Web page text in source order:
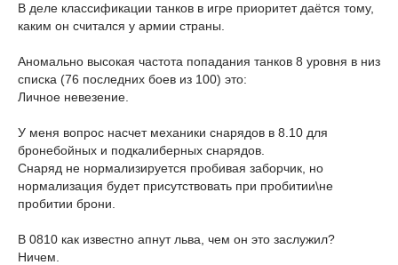
В деле классификации танков в игре приоритет даётся тому,
каким он считался у армии страны.
Аномально высокая частота попадания танков 8 уровня в низ
списка (76 последних боев из 100) это:
Личное невезение.
У меня вопрос насчет механики снарядов в 8.10 для
бронебойных и подкалиберных снарядов.
Снаряд не нормализируется пробивая заборчик, но
нормализация будет присутствовать при пробитии\не
пробитии брони.
В 0810 как известно апнут льва, чем он это заслужил?
Ничем.